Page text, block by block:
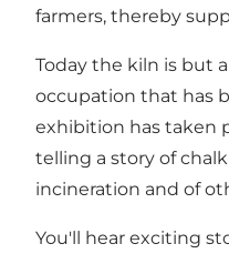
farmers, thereby
Today the kiln is but
occupation that has
exhibition has taken
telling a story of
incineration and of
You'll hear exciting